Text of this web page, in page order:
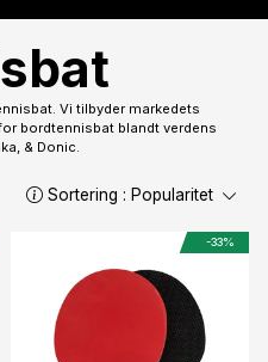
Vi tilbyder markedets
bordtennisbat blandt verdens
& Donic.
Sortering : Popularitet
-33%